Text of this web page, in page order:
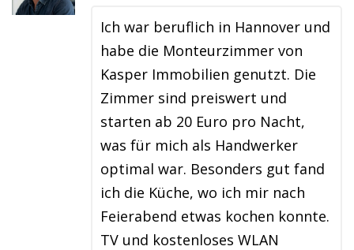
Ich war beruflich in Hannover und
habe die Monteurzimmer von
Kasper Immobilien genutzt. Die
Zimmer sind preiswert und
starten ab 20 Euro pro Nacht,
was für mich als Handwerker
optimal war. Besonders gut fand
ich die Küche, wo ich mir nach
Feierabend etwas kochen konnte.
TV und kostenloses WLAN